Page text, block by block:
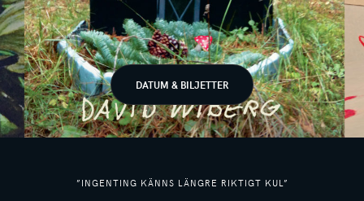
DATUM & BILJETTER
”INGENTING KÄNNS LÄNGRE RIKTIGT KUL”